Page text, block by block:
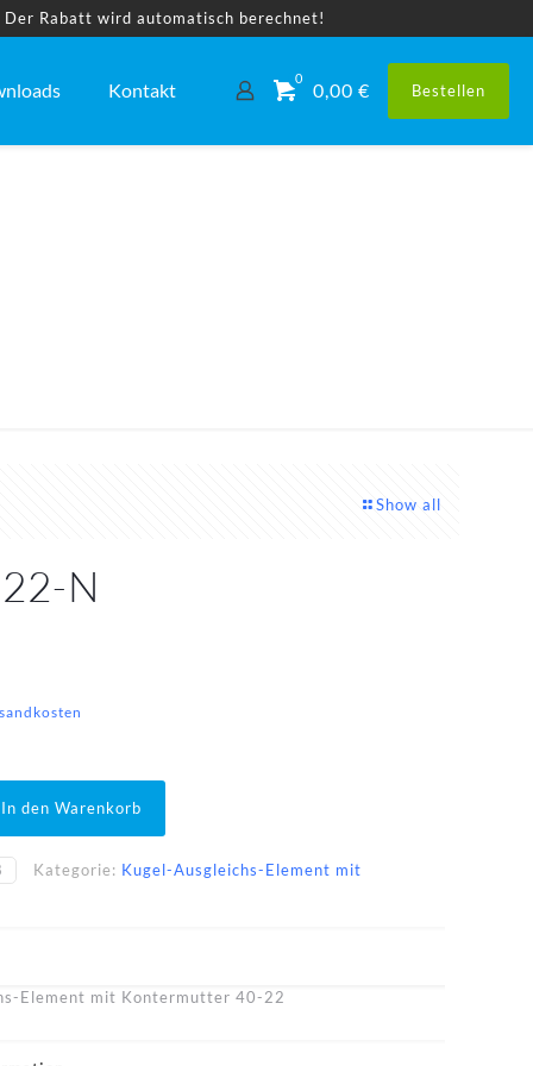
Rabatt wird automatisch berechnet!
Kontakt
0
0,00 € Bestellen
Show all
N
In den Warenkorb
Kategorie: Kugel-Ausgleichs-Element mit
Element mit Kontermutter 40-22